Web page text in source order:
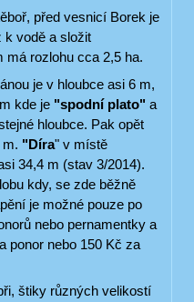
před vesnicí Borek je
k vodě a složit
rozlohu cca 2,5 ha.
je v hloubce asi 6 m,
kde je "spodní plato" a
hloubce. Pak opět
m. "Díra" v místě
34,4 m (stav 3/2014).
kdy, se zde běžně
je možné pouze po
nebo pernamentky a
ponor nebo 150 Kč za
štiky různých velikostí